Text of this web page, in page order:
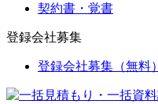
契約書・覚書
登録会社募集
登録会社募集（無料）